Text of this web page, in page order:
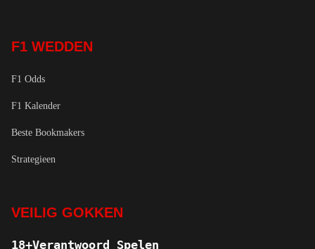
F1 WEDDEN
F1 Odds
F1 Kalender
Beste Bookmakers
Strategieen
VEILIG GOKKEN
18+Verantwoord Spelen